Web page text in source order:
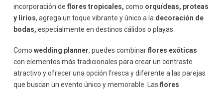
incorporación de flores tropicales, como orquídeas, proteas
y lirios, agrega un toque vibrante y único a la decoración de
bodas, especialmente en destinos cálidos o playas.
Como wedding planner, puedes combinarflores exóticas
con elementos más tradicionales para crear un contraste
atractivo y ofrecer una opción fresca y diferente a las parejas
que buscan un evento único y memorable. Las flores